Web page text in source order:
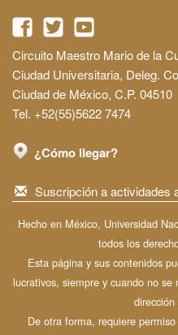
Circuito Maestro Mario de la
Ciudad Universitaria, Deleg.
Ciudad de México, C.P. 04510
Tel. +52(55)5622 7474
¿Cómo llegar?
Suscripción a actividades
Hecho en México, Universidad
todos los
Esta página y sus contenidos
lucrativos, siempre y cuando no
De otra forma, requiere